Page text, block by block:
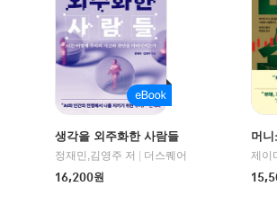
생각을 외주화한 사람들
정재민,김영주 저
더스퀘어
16,200원
머